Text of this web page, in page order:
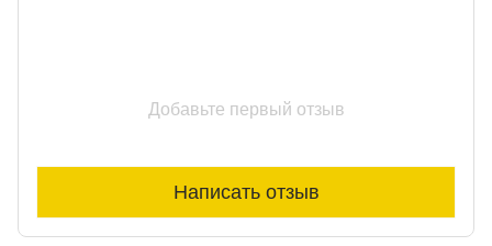
Добавьте первый отзыв
Написать отзыв